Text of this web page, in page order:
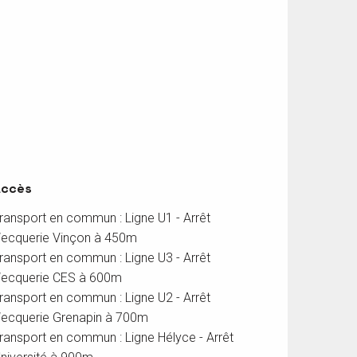
en commun : Ligne U1 - Arrêt
Vinçon à 450m
en commun : Ligne U3 - Arrêt
CES à 600m
en commun : Ligne U2 - Arrêt
Grenapin à 700m
en commun : Ligne Hélyce - Arrêt